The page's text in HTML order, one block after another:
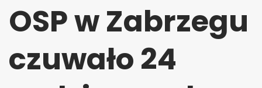
OSP w Zabrzegu
czuwało 24